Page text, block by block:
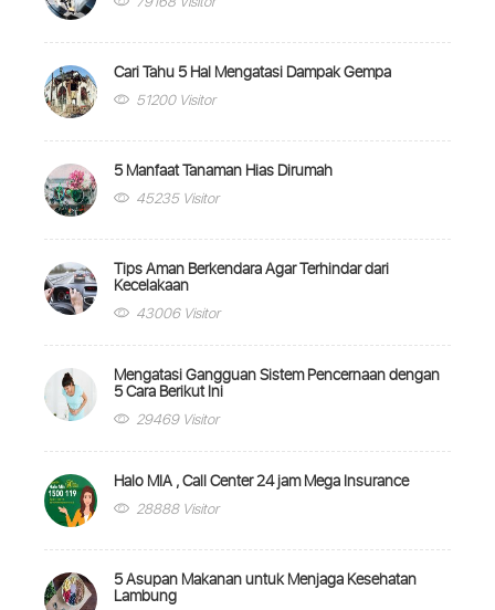
Cari Tahu 5 Hal Mengatasi Dampak Gempa
51200 Visitor
5 Manfaat Tanaman Hias Dirumah
45235 Visitor
Tips Aman Berkendara Agar Terhindar dari
Kecelakaan
43006 Visitor
Mengatasi Gangguan Sistem Pencernaan dengan
5 Cara Berikut Ini
29469 Visitor
Halo MIA , Call Center 24 jam Mega Insurance
28888 Visitor
5 Asupan Makanan untuk Menjaga Kesehatan
Lambung